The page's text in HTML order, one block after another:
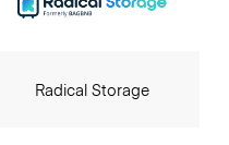
Radical Storage